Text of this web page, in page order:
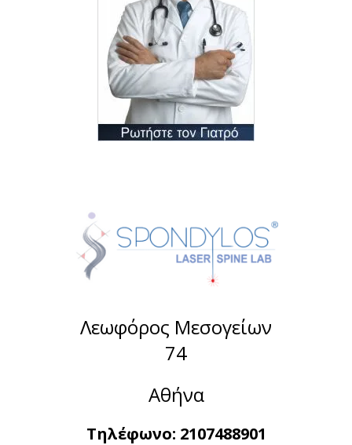
Λεωφόρος Μεσογείων
74
Αθήνα
Τηλέφωνο: 2107488901